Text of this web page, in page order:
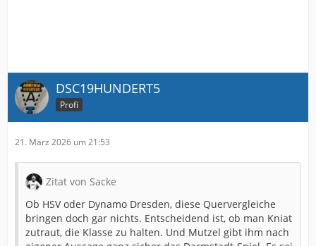
DSC19HUNDERT5
Profi
21. März 2026 um 21:53
Zitat von Sacke
Ob HSV oder Dynamo Dresden, diese Quervergleiche
bringen doch gar nichts. Entscheidend ist, ob man Kniat
zutraut, die Klasse zu halten. Und Mutzel gibt ihm nach